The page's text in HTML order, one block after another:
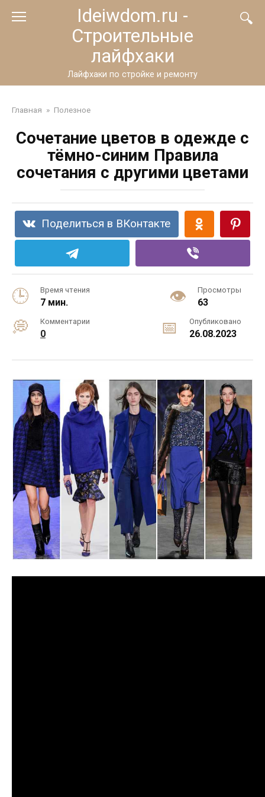
Ideiwdom.ru -
Строительные
лайфхаки
Лайфхаки по стройке и ремонту
Главная » Полезное
Сочетание цветов в одежде с
тёмно-синим Правила
сочетания с другими цветами
Поделиться в ВКонтакте
Время чтения
7 мин.
Просмотры
63
Комментарии
0
Опубликовано
26.08.2023